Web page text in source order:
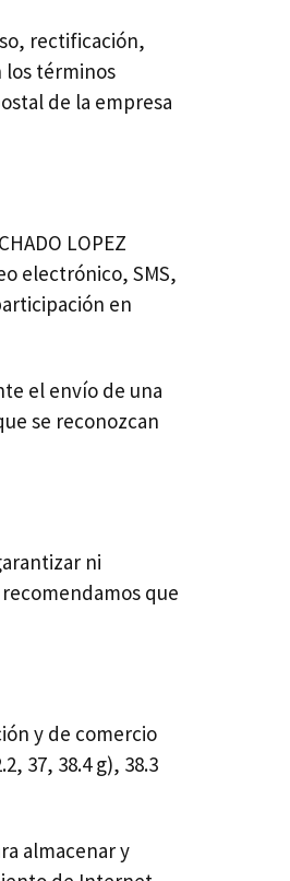
rectificación,
los términos
de la empresa
LOPEZ
electrónico, SMS,
en
el envío de una
se reconozcan
ni
que
y de comercio
37, 38.4 g), 38.3
almacenar y